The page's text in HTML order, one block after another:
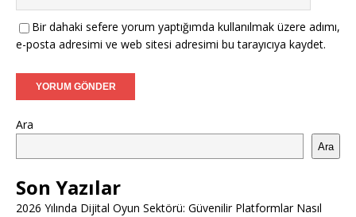
Bir dahaki sefere yorum yaptığımda kullanılmak üzere adımı,
e-posta adresimi ve web sitesi adresimi bu tarayıcıya kaydet.
Ara
Ara
Son Yazılar
2026 Yılında Dijital Oyun Sektörü: Güvenilir Platformlar Nasıl